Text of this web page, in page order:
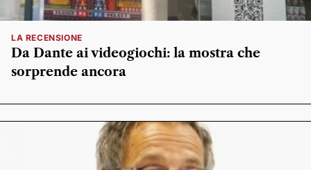
LA RECENSIONE
Da Dante ai videogiochi: la mostra che
sorprende ancora